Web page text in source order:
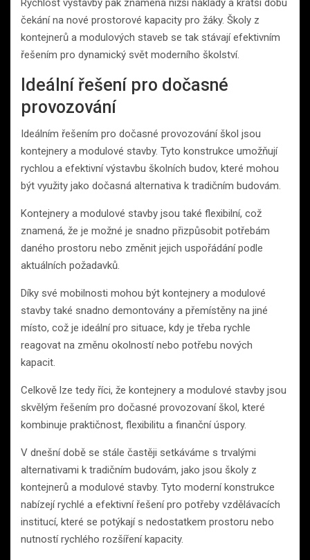
Rychlost výstavby pak znamená nižší náklady a kratší dobu
čekání na nové prostorové kapacity pro žáky. Školy z
kontejnerů a modulových staveb se tak stávají efektivním
řešením pro dynamický svět moderního školství.
Ideální řešení pro dočasné
provozování
Ideálním řešením pro dočasné provozování škol jsou
kontejnery a modulové stavby. Tyto konstrukce umožňují
rychlou a efektivní výstavbu školních budov, které mohou
být využity jako dočasná alternativa k tradičním budovám.
Kontejnery a modulové stavby jsou také flexibilní, což
znamená, že je možné je snadno přizpůsobit potřebám
daného prostoru nebo změnit jejich uspořádání podle
aktuálních požadavků.
Díky své mobilnosti mohou být kontejnery a modulové
stavby také snadno demontovány a přemístěny na jiné
místo, což je ideální pro situace, kdy je třeba rychle
reagovat na změnu okolností nebo potřebu nových
kapacit.
Celkově lze tedy říci, že kontejnery a modulové stavby jsou
skvělým řešením pro dočasné provozovaní škol, které
kombinuje praktičnost, flexibilitu a finanční úspory.
V dnešní době se stále častěji setkáváme s trvalými
alternativami k tradičním budovám, jako jsou školy z
kontejnerů a modulové stavby. Tyto moderní konstrukce
nabízejí rychlé a efektivní řešení pro potřeby vzdělávacích
institucí, které se potýkají s nedostatkem prostoru nebo
nutností rychlého rozšíření kapacity.